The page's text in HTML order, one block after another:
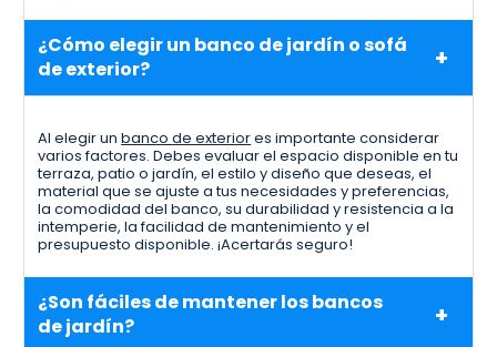
¿Cómo elegir un banco de jardín o sofá
de exterior?
Al elegir unbanco de exteriores importante considerar
varios factores. Debes evaluar el espacio disponible en tu
terraza, patio o jardín, el estilo y diseño que deseas, el
material que se ajuste a tus necesidades y preferencias,
la comodidad del banco, su durabilidad y resistencia a la
intemperie, la facilidad de mantenimiento y el
presupuesto disponible. ¡Acertarás seguro!
¿Son fáciles de mantener los bancos
de jardín?